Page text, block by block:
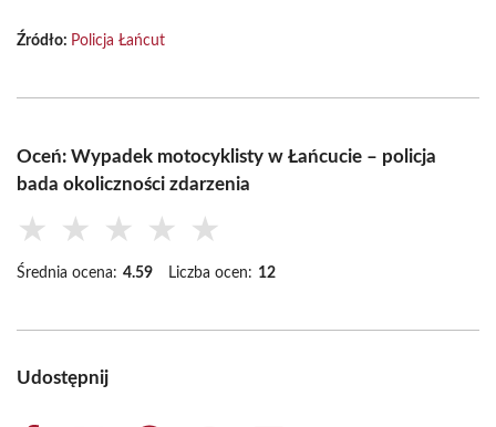
Źródło: Policja Łańcut
Oceń: Wypadek motocyklisty w Łańcucie – policja
bada okoliczności zdarzenia
★ ★ ★ ★ ★
Średnia ocena: 4.59 Liczba ocen: 12
Udostępnij